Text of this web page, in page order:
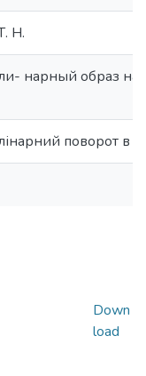
Н.
нарный образ
поворот в
Down
load